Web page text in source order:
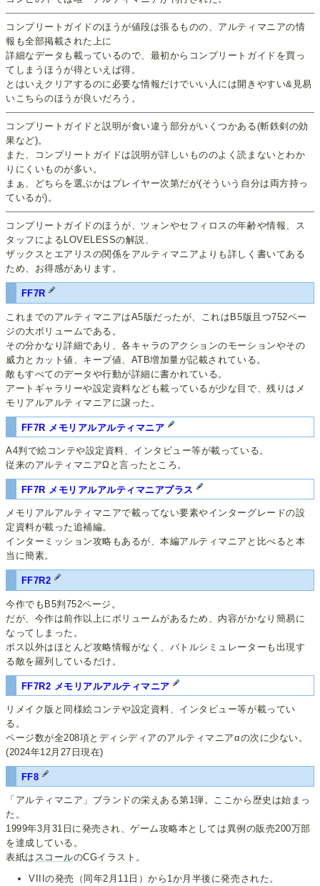
コンプリートガイドのほうが値段は張るものの、アルティマニアの情
報も全部掲載された上に
詳細なデータも載っているので、最初からコンプリートガイドを買っ
てしまうほうが得といえば得。
とはいえクリアするのに必要な情報だけでいい人には開きやすい&見易
いこちらのほうが良いだろう。
コンプリートガイドと説明が食い違う部分がいくつかある(斬鉄剣の効
果など)。
また、コンプリートガイドは説明が詳しいもののよく読まないとわか
りにくいものが多い。
まぁ、どちらを選ぶかはプレイヤー次第だが(そういう自分は両方持っ
ているが)。
コンプリートガイドのほうが、ツォンやセフィロスの年齢や情報、ス
タッフによるLOVELESSの解説、
ザックスとエアリスの関係をアルティマニアよりも詳しく書いてある
ため、お得感があります。
FF7R
これまでのアルティマニアはA5版だったが、これはB5版且つ752ペー
ジの大ボリュームである。
その分かなり詳細であり、各キャラのアクションのモーションやその
威力とカット値、キープ値、ATB増加量が記載されている。
敵もすべてのデータや行動が詳細に書かれている。
アートギャラリーや設定資料なども載っているが少な目で、残りはメ
モリアルアルティマニアに譲った。
FF7R メモリアルアルティマニア
A4判で絵コンテや設定資料、インタビュー等が載っている。
従来のアルティマニアΩと言ったところ。
FF7R メモリアルアルティマニアプラス
メモリアルアルティマニアで載ってない要素やインターグレードの設
定資料が載った追補編。
インターミッション攻略もあるが、本編アルティマニアと比べると本
当に簡素。
FF7R2
今作でもB5判752ページ。
だが、今作は前作以上にボリュームがあるため、内容がかなり簡易に
なってしまった。
ボス以外はほとんど攻略情報がなく、バトルシミュレーターも出現す
る敵を羅列しているだけ。
FF7R2 メモリアルアルティマニア
リメイク版と同様絵コンテや設定資料、インタビュー等が載ってい
る。
ページ数が全208項とディシディアのアルティマニアαの次に少ない。
(2024年12月27日現在)
FF8
「アルティマニア」ブランドの栄えある第1弾。ここから歴史は始まっ
た。
1999年3月31日に発売され、ゲーム攻略本としては異例の販売200万部
を達成している。
表紙は スコールのCGイラスト。
VIIIの発売（同年2月11日）から1か月半後に発売された。